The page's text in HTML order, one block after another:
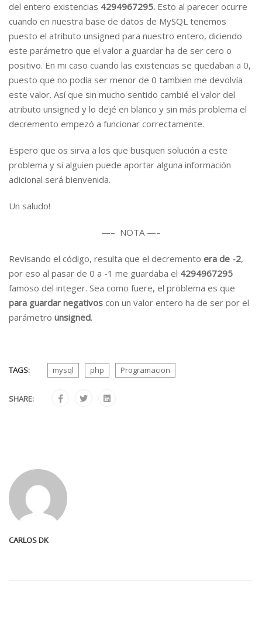
del entero existencias 4294967295. Esto al parecer ocurre
cuando en nuestra base de datos de MySQL tenemos
puesto el atributo unsigned para nuestro entero, diciendo
este parámetro que el valor a guardar ha de ser cero o
positivo. En mi caso cuando las existencias se quedaban a 0,
puesto que no podía ser menor de 0 tambien me devolvía
este valor. Así que sin mucho sentido cambié el valor del
atributo unsigned y lo dejé en blanco y sin más problema el
decremento empezó a funcionar correctamente.
Espero que os sirva a los que busquen solución a este
problema y si alguien puede aportar alguna información
adicional será bienvenida.
Un saludo!
—– NOTA —–
Revisando el código, resulta que el decremento era de -2,
por eso al pasar de 0 a -1 me guardaba el 4294967295
famoso del integer. Sea como fuere, el problema es que
para guardar negativos con un valor entero ha de ser por el
parámetro unsigned.
TAGS: mysql php Programacion
SHARE:
CARLOS DK